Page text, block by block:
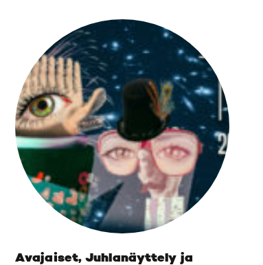
Avajaiset, Juhlanäyttely ja